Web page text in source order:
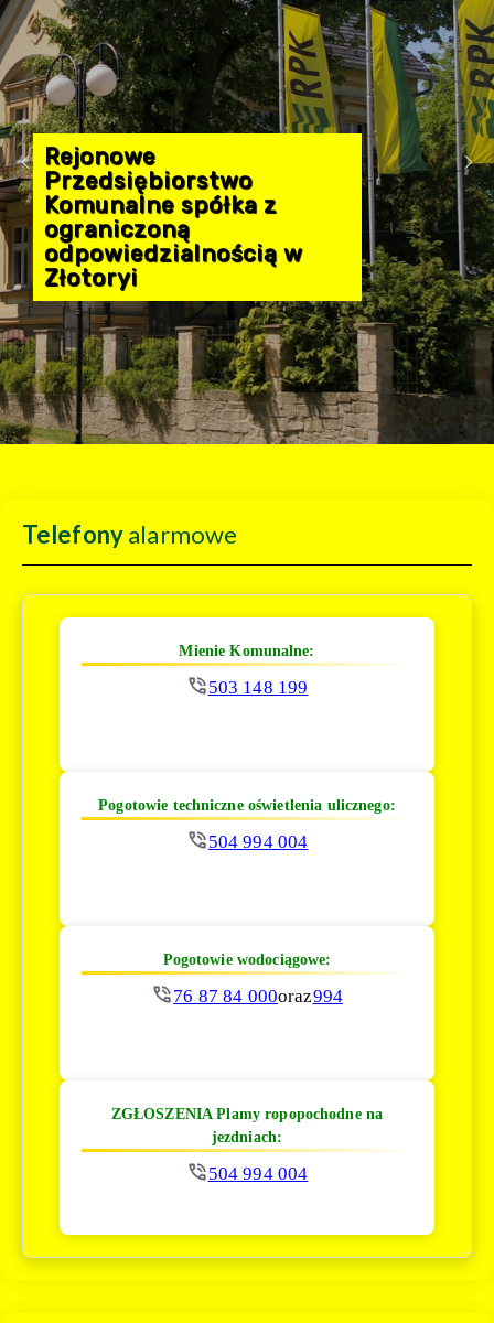
Rejonowe
Przedsiębiorstwo
Komunalne spółka z
ograniczoną
odpowiedzialnością w
Złotoryi
Telefonyalarmowe
Mienie Komunalne:
503 148 199
Pogotowie techniczne oświetlenia ulicznego:
504 994 004
Pogotowie wodociągowe:
76 87 84 000oraz994
ZGŁOSZENIA Plamy ropopochodne na
jezdniach:
504 994 004